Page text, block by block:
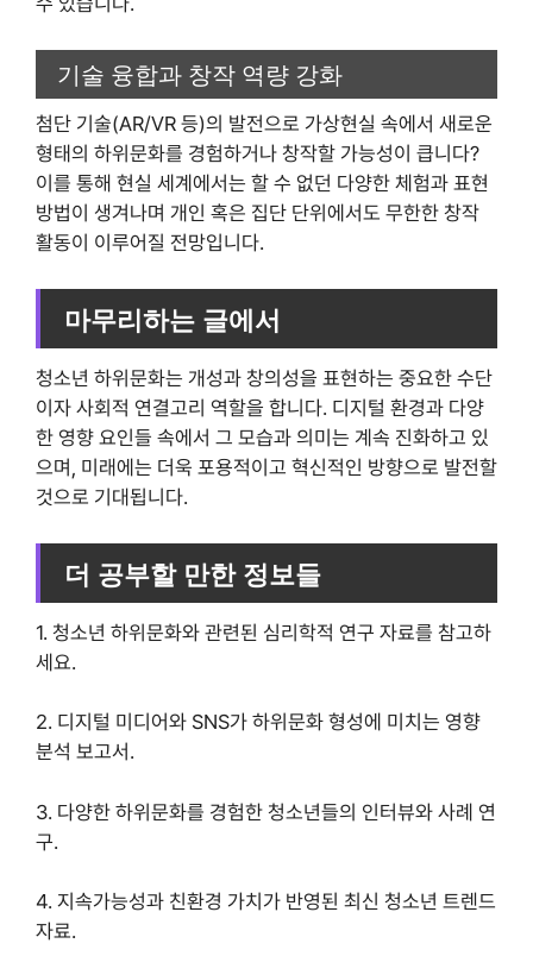
기술 융합과 창작 역량 강화
첨단 기술(AR/VR 등)의 발전으로 가상현실 속에서 새로운
형태의 하위문화를 경험하거나 창작할 가능성이 큽니다?
이를 통해 현실 세계에서는 할 수 없던 다양한 체험과 표현
방법이 생겨나며 개인 혹은 집단 단위에서도 무한한 창작
활동이 이루어질 전망입니다.
마무리하는 글에서
청소년 하위문화는 개성과 창의성을 표현하는 중요한 수단
이자 사회적 연결고리 역할을 합니다. 디지털 환경과 다양
한 영향 요인들 속에서 그 모습과 의미는 계속 진화하고 있
으며, 미래에는 더욱 포용적이고 혁신적인 방향으로 발전할
것으로 기대됩니다.
더 공부할 만한 정보들
1. 청소년 하위문화와 관련된 심리학적 연구 자료를 참고하
세요.
2. 디지털 미디어와 SNS가 하위문화 형성에 미치는 영향
분석 보고서.
3. 다양한 하위문화를 경험한 청소년들의 인터뷰와 사례 연
구.
4. 지속가능성과 친환경 가치가 반영된 최신 청소년 트렌드
자료.